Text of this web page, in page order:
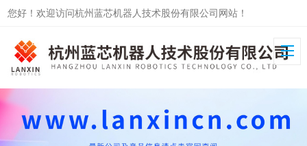
您好！欢迎访问杭州蓝芯机器人技术股份有限公司网站！